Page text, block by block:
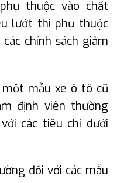
thuộc vào chất
lướt thì phụ thuộc
chính sách giảm
mẫu xe ô tô cũ
định viên thường
các tiêu chí dưới
đối với các mẫu